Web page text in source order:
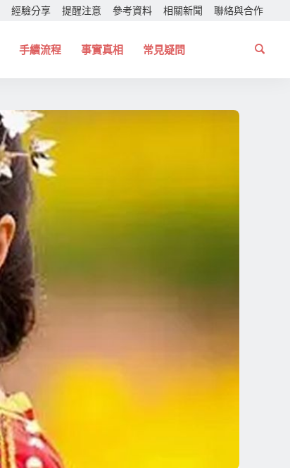
經驗分享 提醒注意 參考資料 相關新聞 聯絡與合作
手續流程 事實真相 常見疑問